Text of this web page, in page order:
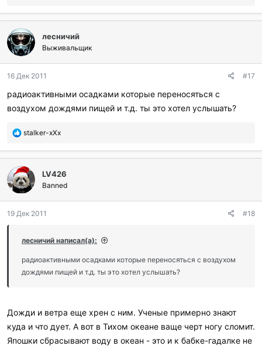
б
л
а
г
о
а
и
л
:
лесничий
Выживальщик
16 Дек 2011 #17
радиоактивными осадками которые переносяться с
воздухом дождями пищей и т.д. ты это хотел услышать?
П
б
л
а
г
о
а
и
и
:
stalker-xXx
LV426
Banned
19 Дек 2011 #18
лесничий написал(а):
радиоактивными осадками которые переносяться с воздухом
дождями пищей и т.д. ты это хотел услышать?
Дожди и ветра еще хрен с ним. Ученые примерно знают
куда и что дует. А вот в Тихом океане ваще черт ногу сломит.
Япошки сбрасывают воду в океан - это и к бабке-гадалке не